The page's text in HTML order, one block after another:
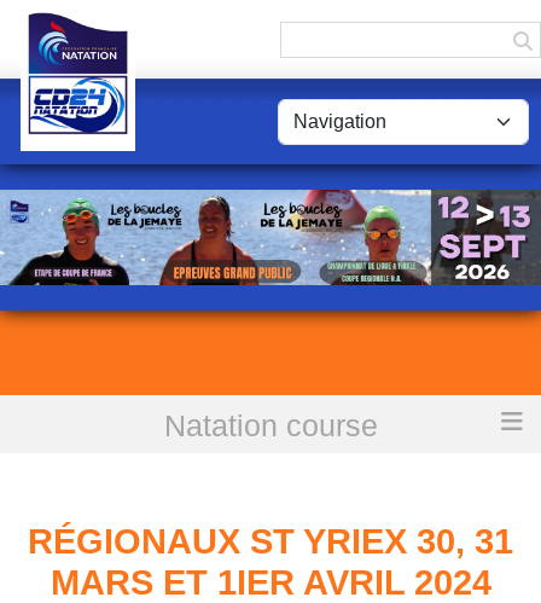
Natation course
Régionaux St Yriex 30, 31 Mars et 1ier Avril 2024
RÉGIONAUX ST YRIEX 30, 31
MARS ET 1IER AVRIL 2024
Panneau de gestion des cookies